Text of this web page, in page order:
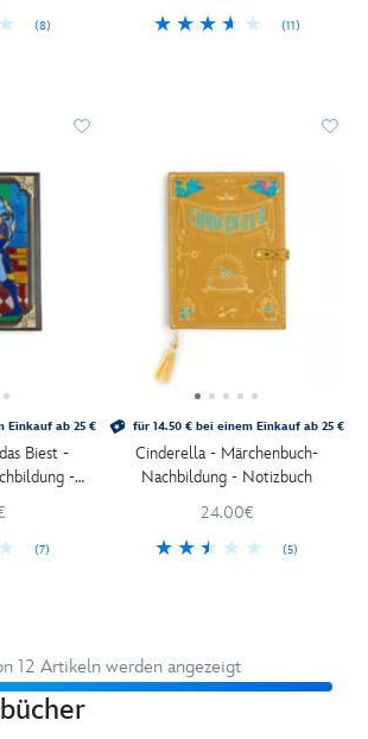
(8) (11)
Einkauf ab 25 €
Biest -
-
(7)
für 14.50 € bei einem Einkauf ab 25 €
Cinderella - Märchenbuch-
Nachbildung - Notizbuch
24.00€
(5)
12 Artikeln werden angezeigt